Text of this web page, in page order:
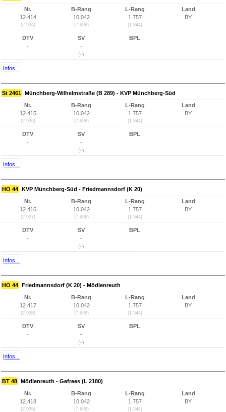
Nr.
12.414
(2.934)
B-Rang
10.042
(7.638)
L-Rang
1.757
(1.344)
Land
BY
DTV
-
SV
-
(-)
BPL
Infos...
St 2461 Münchberg-Wilhelmstraße (B 289) - KVP Münchberg-Süd
Nr.
12.415
(2.936)
B-Rang
10.042
(7.638)
L-Rang
1.757
(1.344)
Land
BY
DTV
-
SV
-
(-)
BPL
Infos...
HO 44 KVP Münchberg-Süd - Friedmannsdorf (K 20)
Nr.
12.416
(2.937)
B-Rang
10.042
(7.638)
L-Rang
1.757
(1.344)
Land
BY
DTV
-
SV
-
(-)
BPL
Infos...
HO 44 Friedmannsdorf (K 20) - Mödlenreuth
Nr.
12.417
(2.938)
B-Rang
10.042
(7.638)
L-Rang
1.757
(1.344)
Land
BY
DTV
-
SV
-
(-)
BPL
Infos...
BT 48 Mödlenreuth - Gefrees (L 2180)
Nr.
12.418
(2.939)
B-Rang
10.042
(7.638)
L-Rang
1.757
(1.344)
Land
BY